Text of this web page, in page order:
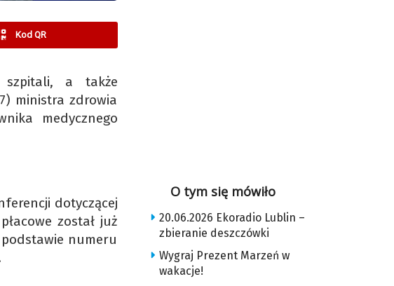
Kod QR
szpitali, a także
ministra zdrowia
medycznego
dotyczącej
został już
numeru
O tym się mówiło
20.06.2026 Ekoradio Lublin –
zbieranie deszczówki
Wygraj Prezent Marzeń w
wakacje!